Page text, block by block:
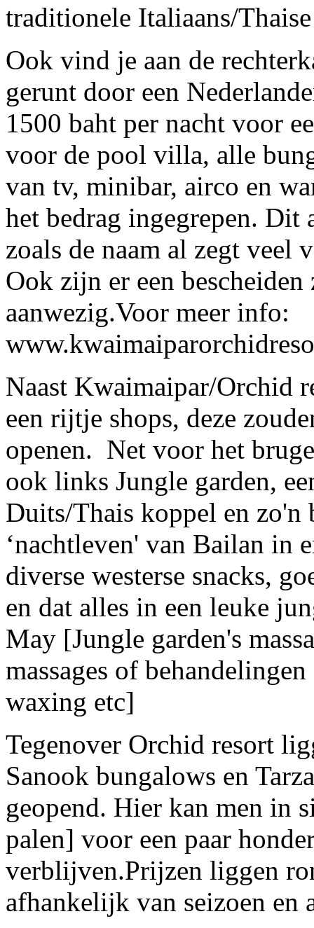
traditionele Italiaans/
Ook vind je aan de
gerunt door een
1500 baht per nacht voor
voor de pool villa, alle
van tv, minibar, airco en
het bedrag ingegrepen.
zoals de naam al zegt veel
Ook zijn er een bescheiden
aanwezig.Voor meer info:
Naast Kwaimaipar/Orchid
een rijtje shops, deze
openen. Net voor het
ook links Jungle garden,
Duits/Thais koppel en zo'n
‘nachtleven' van Bailan in
diverse westerse snacks,
en dat alles in een leuke
May [Jungle garden's
massages of
waxing etc]
Tegenover Orchid resort
Sanook bungalows en
geopend. Hier kan men in
palen] voor een paar
verblijven.Prijzen liggen
afhankelijk van seizoen en